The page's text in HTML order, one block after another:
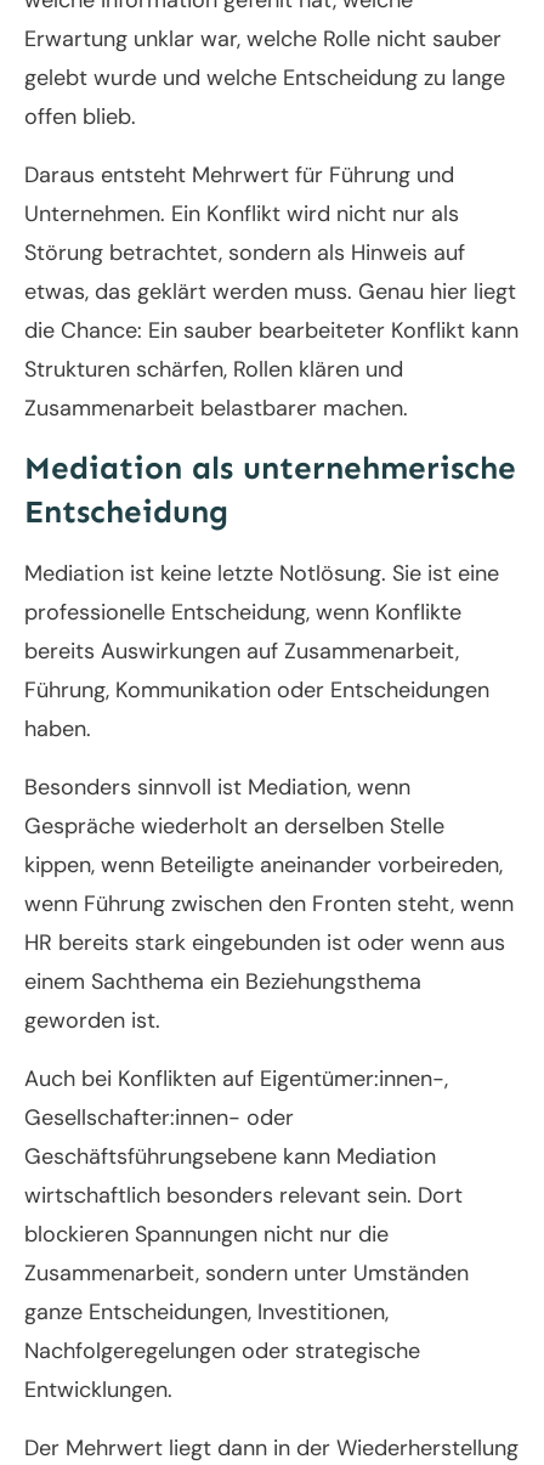
Erwartung unklar war, welche Rolle nicht sauber
gelebt wurde und welche Entscheidung zu lange
offen blieb.
Daraus entsteht Mehrwert für Führung und
Unternehmen. Ein Konflikt wird nicht nur als
Störung betrachtet, sondern als Hinweis auf
etwas, das geklärt werden muss. Genau hier liegt
die Chance: Ein sauber bearbeiteter Konflikt kann
Strukturen schärfen, Rollen klären und
Zusammenarbeit belastbarer machen.
Mediation als unternehmerische
Entscheidung
Mediation ist keine letzte Notlösung. Sie ist eine
professionelle Entscheidung, wenn Konflikte
bereits Auswirkungen auf Zusammenarbeit,
Führung, Kommunikation oder Entscheidungen
haben.
Besonders sinnvoll ist Mediation, wenn
Gespräche wiederholt an derselben Stelle
kippen, wenn Beteiligte aneinander vorbeireden,
wenn Führung zwischen den Fronten steht, wenn
HR bereits stark eingebunden ist oder wenn aus
einem Sachthema ein Beziehungsthema
geworden ist.
Auch bei Konflikten auf Eigentümer:innen-,
Gesellschafter:innen- oder
Geschäftsführungsebene kann Mediation
wirtschaftlich besonders relevant sein. Dort
blockieren Spannungen nicht nur die
Zusammenarbeit, sondern unter Umständen
ganze Entscheidungen, Investitionen,
Nachfolgeregelungen oder strategische
Entwicklungen.
Der Mehrwert liegt dann in der Wiederherstellung